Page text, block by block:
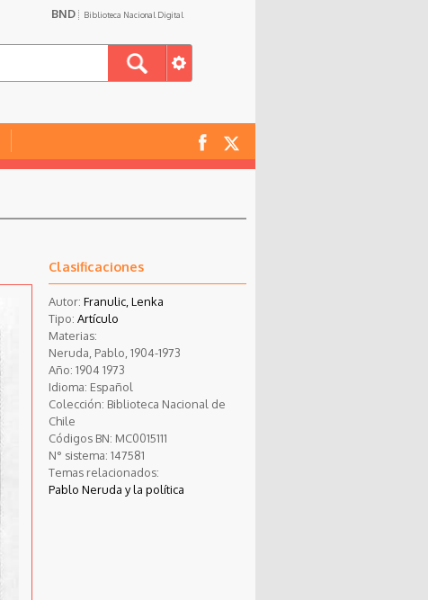
BND Biblioteca Nacional Digital
Clasificaciones
Autor: Franulic, Lenka
Tipo: Artículo
Materias:
Neruda, Pablo, 1904-1973
Año: 1904 1973
Idioma: Español
Colección: Biblioteca Nacional de
Chile
Códigos BN: MC0015111
N° sistema: 147581
Temas relacionados:
Pablo Neruda y la política